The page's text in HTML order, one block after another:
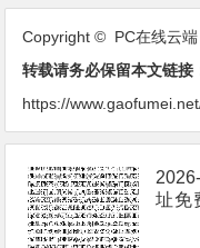
Copyright © PC在线云
转载请务必保留本文链接
https://
址免